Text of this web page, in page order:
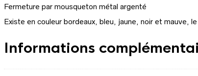
Fermeture par mousqueton métal argenté
Existe en couleur bordeaux, bleu, jaune, noir et mauve,
Informations